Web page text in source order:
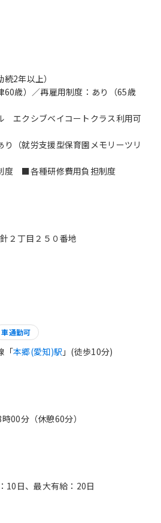
2年以上）
歳）／再雇用制度：あり（65歳
エクシブベイコートクラス利用可
（就労支援型保育園メモリーツリ
度 ■各種研修費用負担制度
２丁目２５０番地
車通勤可
「本郷(愛知)駅 」(徒歩10分)
00分（休憩60分）
10日、最大有給：20日